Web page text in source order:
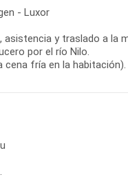
- Luxor
asistencia y traslado a la
por el río Nilo.
cena fría en la habitación).